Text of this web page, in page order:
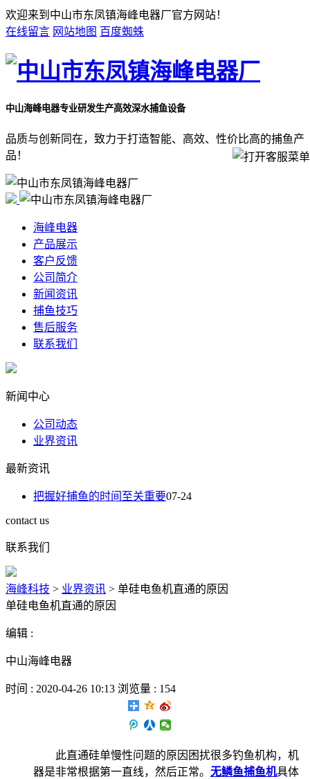
欢迎来到中山市东凤镇海峰电器厂官方网站！
在线留言 网站地图 百度蜘蛛
中山海峰电器专业研发生产高效深水捕鱼设备
品质与创新同在，致力于打造智能、高效、性价比高的捕鱼产
品！
海峰电器
产品展示
客户反馈
公司简介
新闻资讯
捕鱼技巧
售后服务
联系我们
新闻中心
公司动态
业界资讯
最新资讯
把握好捕鱼的时间至关重要07-24
contact us
联系我们
海峰科技 > 业界资讯 > 单硅电鱼机直通的原因
单硅电鱼机直通的原因
编辑 :
中山海峰电器
时间 : 2020-04-26 10:13 浏览量 : 154
此直通硅单慢性问题的原因困扰很多钓鱼机构，机
器是非常根据第一直线，然后正常。 无鳞鱼捕鱼机具体